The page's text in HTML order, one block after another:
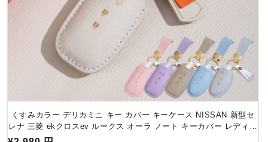
くすみカラー デリカミニ キー カバー キーケース NISSAN 新型セ
レナ 三菱 ekクロスev ルークス オーラ ノート キーカバー レディー